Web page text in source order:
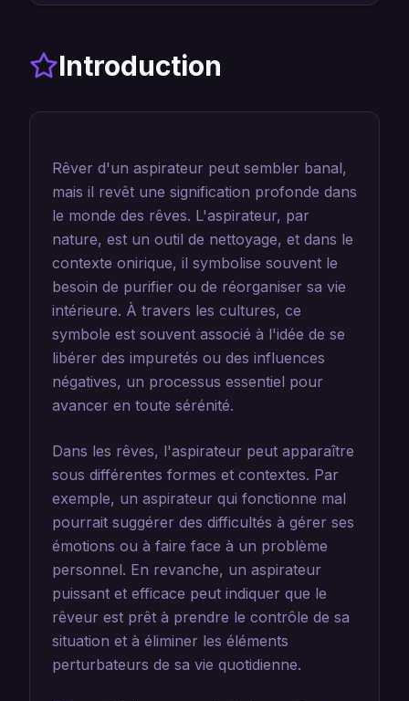
Introduction
Rêver d'un aspirateur peut sembler banal,
mais il revêt une signification profonde dans
le monde des rêves. L'aspirateur, par
nature, est un outil de nettoyage, et dans le
contexte onirique, il symbolise souvent le
besoin de purifier ou de réorganiser sa vie
intérieure. À travers les cultures, ce
symbole est souvent associé à l'idée de se
libérer des impuretés ou des influences
négatives, un processus essentiel pour
avancer en toute sérénité.
Dans les rêves, l'aspirateur peut apparaître
sous différentes formes et contextes. Par
exemple, un aspirateur qui fonctionne mal
pourrait suggérer des difficultés à gérer ses
émotions ou à faire face à un problème
personnel. En revanche, un aspirateur
puissant et efficace peut indiquer que le
rêveur est prêt à prendre le contrôle de sa
situation et à éliminer les éléments
perturbateurs de sa vie quotidienne.